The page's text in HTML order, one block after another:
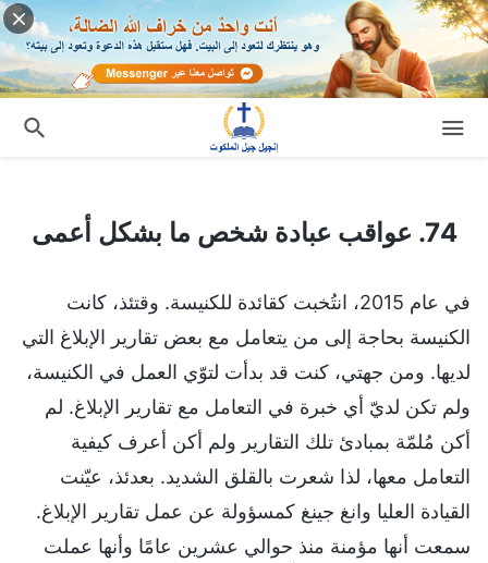
74. عواقب عبادة شخص ما بشكل أعمى
في عام 2015، انتُخبت كقائدة للكنيسة. وقتئذ، كانت
الكنيسة بحاجة إلى من يتعامل مع بعض تقارير الإبلاغ التي
لديها. ومن جهتي، كنت قد بدأت لتوّي العمل في الكنيسة،
ولم تكن لديّ أي خبرة في التعامل مع تقارير الإبلاغ. لم
أكن مُلمّة بمبادئ تلك التقارير ولم أكن أعرف كيفية
التعامل معها، لذا شعرت بالقلق الشديد. بعدئذ، عيّنت
القيادة العليا وانغ جينغ كمسؤولة عن عمل تقارير الإبلاغ.
سمعت أنها مؤمنة منذ حوالي عشرين عامًا وأنها عملت